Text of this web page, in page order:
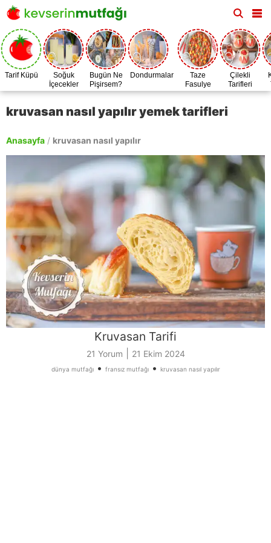
Tarif Küpü
Soğuk
İçecekler
Bugün Ne
Pişirsem?
Dondurmalar
Taze
Fasulye
Zamanı
Çilekli
Tarifleri
kruvasan nasıl yapılır yemek tarifleri
Anasayfa / kruvasan nasıl yapılır
Kruvasan Tarifi
21 Yorum 21 Ekim 2024
dünya mutfağı• fransız mutfağı• kruvasan nasıl yapılır